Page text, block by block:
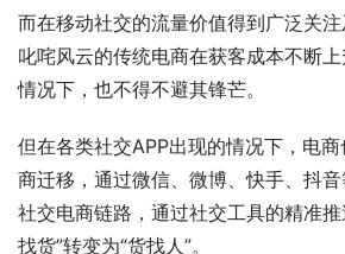
而在移动社交的流量价值得到广泛关
叱咤风云的传统电商在获客成本不断
情况下，也不得不避其锋芒。
但在各类社交APP出现的情况下，电
商迁移，通过微信、微博、快手、抖
社交电商链路，通过社交工具的精准
找货”转变为“货找人”。